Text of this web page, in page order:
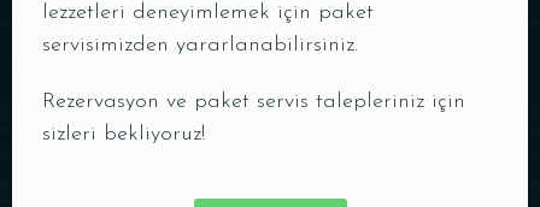
lezzetleri deneyimlemek için paket
servisimizden yararlanabilirsiniz.
Rezervasyon ve paket servis talepleriniz için
sizleri bekliyoruz!